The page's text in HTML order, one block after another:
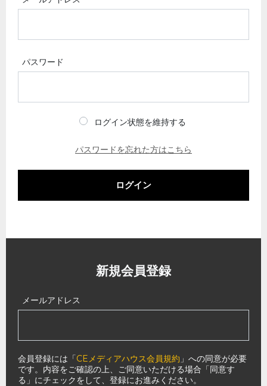
パスワード
ログイン状態を維持する
パスワードを忘れた方はこちら
ログイン
新規会員登録
メールアドレス
会員登録には「CEメディアハウス会員規約 」への同意が必要
です。内容をご確認の上、ご同意いただける場合「同意す
る」にチェックをして、登録にお進みください。